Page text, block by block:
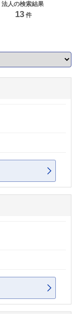
法人の検索結果
13 件